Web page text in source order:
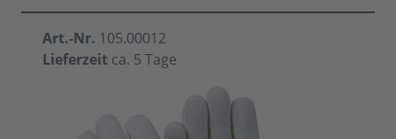
Art.-Nr. 105.00012
Lieferzeit ca. 5 Tage